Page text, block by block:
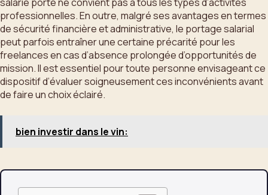
professionnelles. En outre, malgré ses avantages en termes
de sécurité financière et administrative, le portage salarial
peut parfois entraîner une certaine précarité pour les
freelances en cas d’absence prolongée d’opportunités de
mission. Il est essentiel pour toute personne envisageant ce
dispositif d’évaluer soigneusement ces inconvénients avant
de faire un choix éclairé.
bien investir dans le vin: